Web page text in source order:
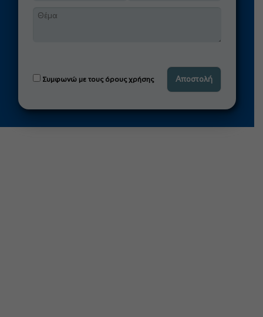
Συμφωνώ με τους όρους χρήσης